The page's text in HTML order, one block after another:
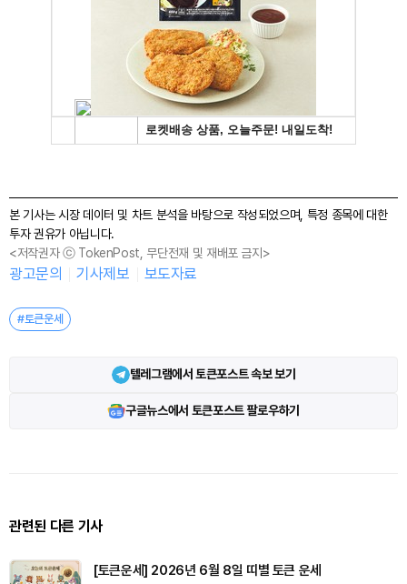
본 기사는 시장 데이터 및 차트 분석을 바탕으로 작성되었으며, 특정 종목에 대한
투자 권유가 아닙니다.
<저작권자 ⓒ TokenPost, 무단전재 및 재배포 금지>
광고문의 기사제보 보도자료
#토큰운세
텔레그램에서 토큰포스트 속보 보기
구글뉴스에서 토큰포스트 팔로우하기
관련된 다른 기사
[토큰운세] 2026년 6월 8일 띠별 토큰 운세